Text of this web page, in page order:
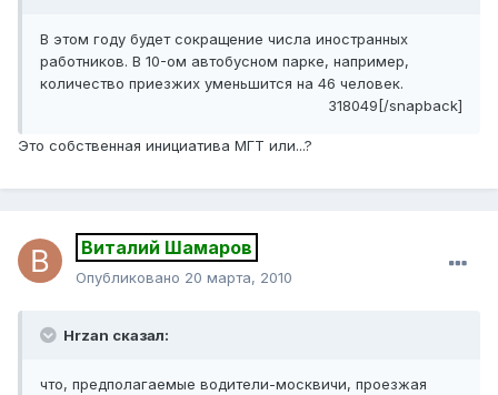
В этом году будет сокращение числа иностранных
работников. В 10-ом автобусном парке, например,
количество приезжих уменьшится на 46 человек.
318049[/snapback]
Это собственная инициатива МГТ или...?
Виталий Шамаров
Опубликовано 20 марта, 2010
Hrzan сказал:
что, предполагаемые водители-москвичи, проезжая